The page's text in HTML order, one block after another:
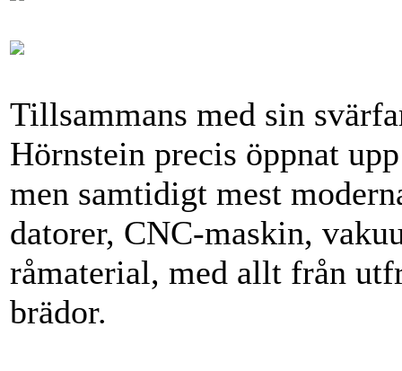
Tillsammans med sin
Hörnstein precis öppnat
men samtidigt mest
datorer, CNC-maskin,
råmaterial, med allt från
brädor.